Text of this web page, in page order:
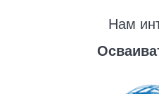
Нам